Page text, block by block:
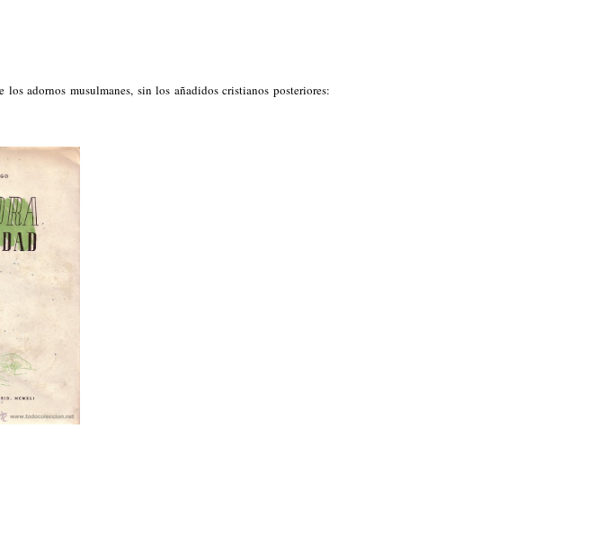
adornos musulmanes, sin los añadidos cristianos posteriores: